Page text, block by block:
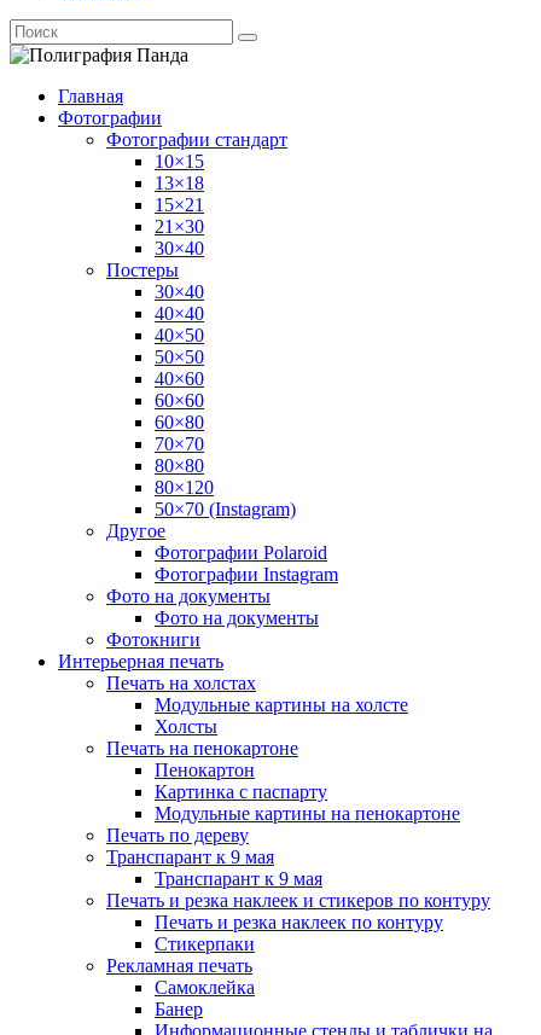
Главная
Фотографии
Фотографии стандарт
10×15
13×18
15×21
21×30
30×40
Постеры
30×40
40×40
40×50
50×50
40×60
60×60
60×80
70×70
80×80
80×120
50×70 (Instagram)
Другое
Фотографии Polaroid
Фотографии Instagram
Фото на документы
Фото на документы
Фотокниги
Интерьерная печать
Печать на холстах
Модульные картины на холсте
Холсты
Печать на пенокартоне
Пенокартон
Картинка с паспарту
Модульные картины на пенокартоне
Печать по дереву
Транспарант к 9 мая
Транспарант к 9 мая
Печать и резка наклеек и стикеров по контуру
Печать и резка наклеек по контуру
Стикерпаки
Рекламная печать
Самоклейка
Банер
Информационные стенды и таблички на